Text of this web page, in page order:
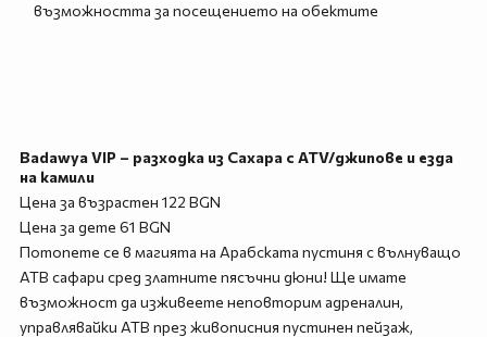
възможността за посещението на обектите
Badawya VIP – разходка из Сахара с ATV/джипове и езда
на камили
Цена за възрастен 122 BGN
Цена за дете 61 BGN
Потопете се в магията на Арабската пустиня с вълнуващо
АТВ сафари сред златните пясъчни дюни! Ще имате
възможност да изживеете неповторим адреналин,
управлявайки АТВ през живописния пустинен пейзаж,